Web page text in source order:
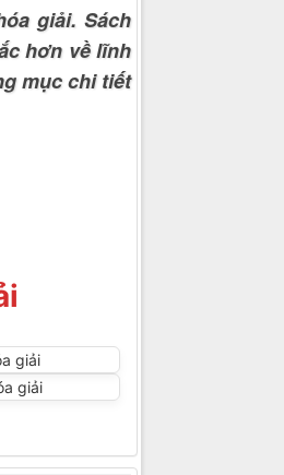
giải. Sách
hơn về lĩnh
mục chi tiết